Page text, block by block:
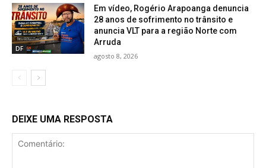
DF
Em vídeo, Rogério Arapoanga denuncia
28 anos de sofrimento no trânsito e
anuncia VLT para a região Norte com
Arruda
agosto 8, 2026
DEIXE UMA RESPOSTA